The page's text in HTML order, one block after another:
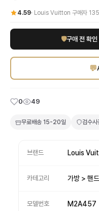
4.59· Louis Vuitton 구매자 135
🛡구매 전 확
💬
0 49
무료배송 15-20일 검수사
브랜드 Louis
카테고리 가방 > 핸
모델번호 M2A457